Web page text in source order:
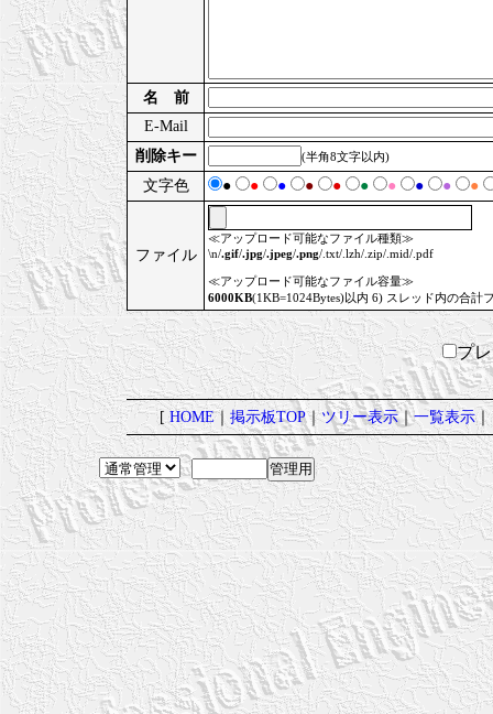
名 前
E-Mail
削除キー
(半角8文字以内)
文字色 ● ● ● ● ● ● ● ● ● ●
ファイル
≪アップロード可能なファイル種類≫
\n/.gif/.jpg/.jpeg/.png/.txt/.lzh/.zip/.mid/.pdf
≪アップロード可能なファイル容量≫
6000KB(1KB=1024Bytes)以内 6) スレッド内の合計
プ
[HOME｜ 掲示板TOP｜ツリー表示｜一覧表示｜